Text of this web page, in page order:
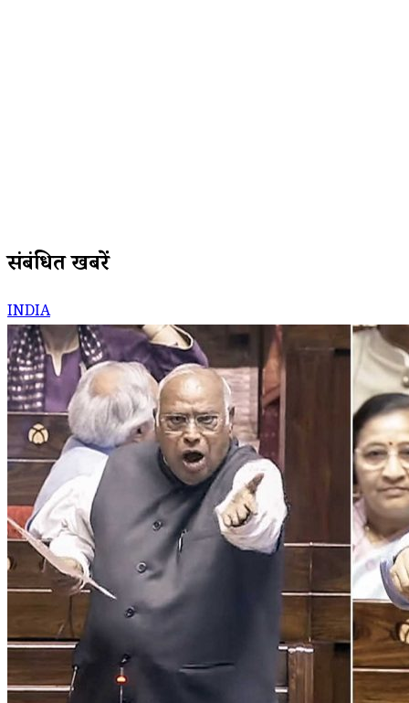
संबंधित खबरें
INDIA